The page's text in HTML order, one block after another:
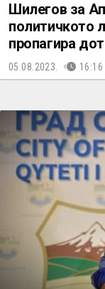
Шилегов за
политичкото
пропагира
05.08.2023. 16:16